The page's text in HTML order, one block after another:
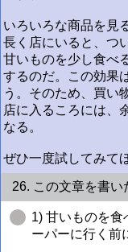
いろいろな商品を見
長く店にいると、つ
甘いものを少し食べ
するのだ。この効果
う。そのため、買い
店に入るころには、
なる。
ぜひ一度試してみて
26. この文章を書い
1) 甘いものを食
ーパーに行く前